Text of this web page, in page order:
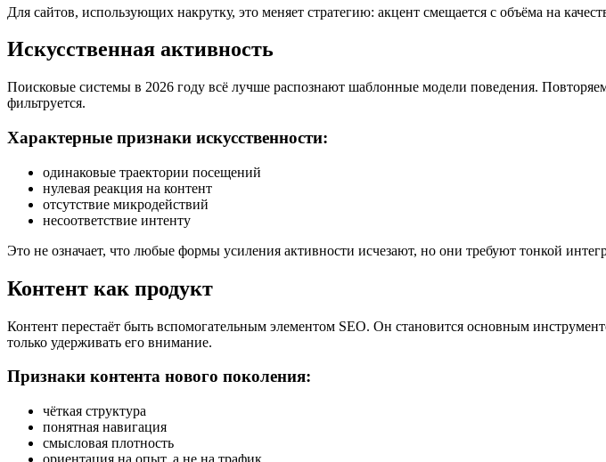
Для сайтов, использующих накрутку, это меняет стратегию: акцент смещается с объёма на
Искусственная активность
Поисковые системы в 2026 году всё лучше распознают шаблонные модели поведения.
фильтруется.
Характерные признаки искусственности:
одинаковые траектории посещений
нулевая реакция на контент
отсутствие микродействий
несоответствие интенту
Это не означает, что любые формы усиления активности исчезают, но они требуют тонкой
Контент как продукт
Контент перестаёт быть вспомогательным элементом SEO. Он становится основным
только удерживать его внимание.
Признаки контента нового поколения:
чёткая структура
понятная навигация
смысловая плотность
ориентация на опыт, а не на трафик